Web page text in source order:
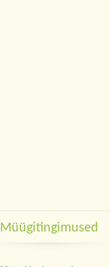
Müügitingimused